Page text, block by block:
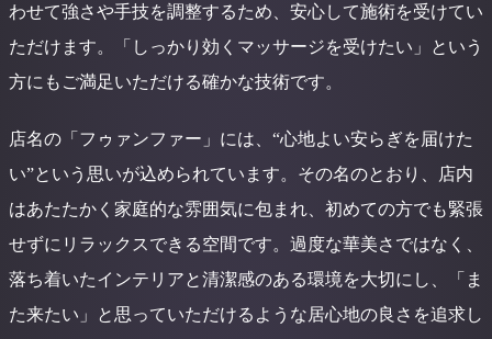
わせて強さや手技を調整するため、安心して施術を受けてい
ただけます。「しっかり効くマッサージを受けたい」という
方にもご満足いただける確かな技術です。
店名の「フゥァンファー」には、“心地よい安らぎを届けた
い”という思いが込められています。その名のとおり、店内
はあたたかく家庭的な雰囲気に包まれ、初めての方でも緊張
せずにリラックスできる空間です。過度な華美さではなく、
落ち着いたインテリアと清潔感のある環境を大切にし、「ま
た来たい」と思っていただけるような居心地の良さを追求し